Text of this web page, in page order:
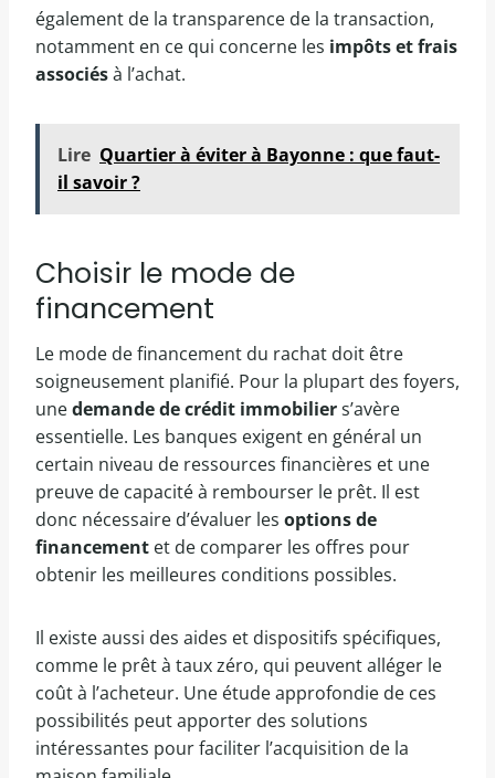
également de la transparence de la transaction,
notamment en ce qui concerne les impôts et frais
associésà l’achat.
Lire Quartier à éviter à Bayonne : que faut-
il savoir ?
Choisir le mode de
financement
Le mode de financement du rachat doit être
soigneusement planifié. Pour la plupart des foyers,
unedemande de crédit immobiliers’avère
essentielle. Les banques exigent en général un
certain niveau de ressources financières et une
preuve de capacité à rembourser le prêt. Il est
donc nécessaire d’évaluer les options de
financement et de comparer les offres pour
obtenir les meilleures conditions possibles.
Il existe aussi des aides et dispositifs spécifiques,
comme le prêt à taux zéro, qui peuvent alléger le
coût à l’acheteur. Une étude approfondie de ces
possibilités peut apporter des solutions
intéressantes pour faciliter l’acquisition de la